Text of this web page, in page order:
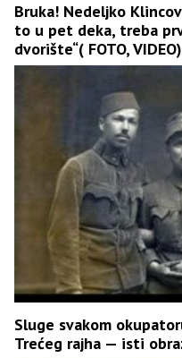
Bruka! Nedeljko
to u pet deka, treba
dvorište“( FOTO, VIDEO)
Sluge svakom
Trećeg rajha — isti